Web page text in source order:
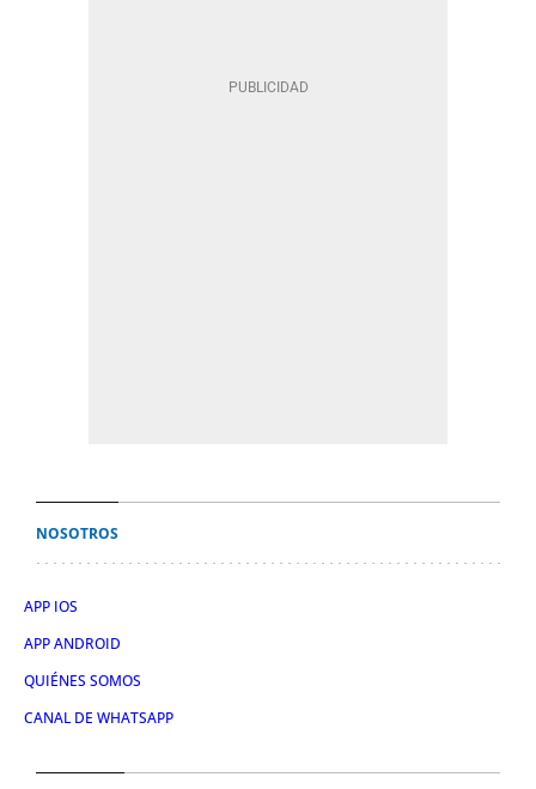
NOSOTROS
APP IOS
APP ANDROID
QUIÉNES SOMOS
CANAL DE WHATSAPP